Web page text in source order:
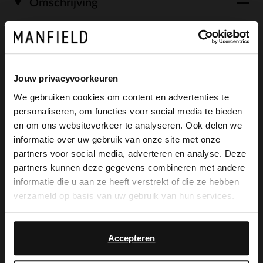
Jouw privacyvoorkeuren
We gebruiken cookies om content en advertenties te
personaliseren, om functies voor social media te bieden
en om ons websiteverkeer te analyseren. Ook delen we
informatie over uw gebruik van onze site met onze
partners voor social media, adverteren en analyse. Deze
partners kunnen deze gegevens combineren met andere
informatie die u aan ze heeft verstrekt of die ze hebben
verzameld op basis van uw gebruik van hun services.
Accepteren
Omschrijving
een drukknoopsluiting, brede
schouderband en vakje aan de
binnenzijde. De afmeting van de tas is
45x33x14 cm (BxHxD).
Maattabel
×
View this website in English?
It looks like your language isn't Dutch. Would
you like to switch to English?
English